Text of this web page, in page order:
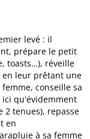
levé : il
prépare le petit
toasts…), réveille
leur prêtant une
conseille sa
ici qu'évidemment
2 tenues), repasse
en
à sa femme